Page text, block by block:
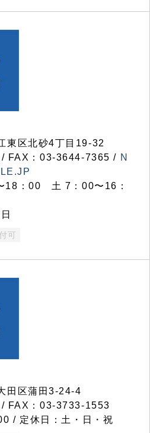
区北砂4丁目19-32
FAX：03-3644-7365 / N
18：00 土 7：00〜16：
可
田区蒲田3-24-4
FAX：03-3733-1553
/ 定休日：土・日・祝